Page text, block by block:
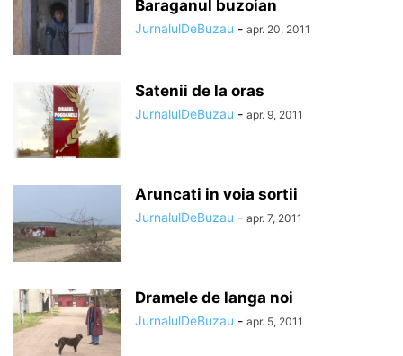
Baraganul buzoian
JurnalulDeBuzau - apr. 20, 2011
Satenii de la oras
JurnalulDeBuzau - apr. 9, 2011
Aruncati in voia sortii
JurnalulDeBuzau - apr. 7, 2011
Dramele de langa noi
JurnalulDeBuzau - apr. 5, 2011